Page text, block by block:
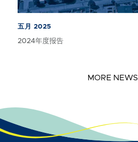
五月 2025
2024年度报告
MORE NEWS